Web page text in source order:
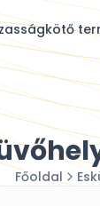
Főoldal